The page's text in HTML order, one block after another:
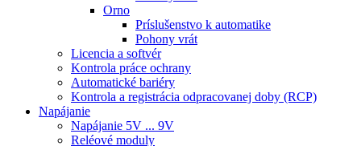
Orno
Príslušenstvo k automatike
Pohony vrát
Licencia a softvér
Kontrola práce ochrany
Automatické bariéry
Kontrola a registrácia odpracovanej doby (RCP)
Napájanie
Napájanie 5V ... 9V
Reléové moduly